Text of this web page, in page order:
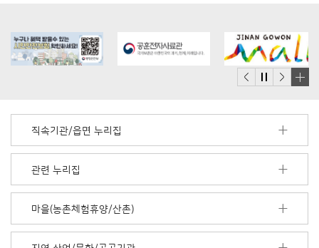
더
기
직속기관/읍면 누리집
관련 누리집
마을(농촌체험휴양/산촌)